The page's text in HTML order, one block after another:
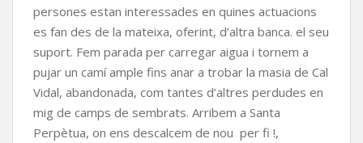
persones estan interessades en quines actuacions
es fan des de la mateixa, oferint, d’altra banca. el seu
suport. Fem parada per carregar aigua i tornem a
pujar un camí ample fins anar a trobar la masia de Cal
Vidal, abandonada, com tantes d’altres perdudes en
mig de camps de sembrats. Arribem a Santa
Perpètua, on ens descalcem de nou per fi !,